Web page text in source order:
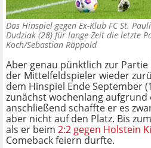
Das Hinspiel gegen Ex-Klub FC St.
Dudziak (28) für lange Zeit die letzte
Koch/Sebastian Räppold
Aber genau pünktlich zur Partie
der Mittelfeldspieler wieder
dem Hinspiel Ende September
zunächst wochenlang aufgrund
anschließend schaffte er es
aber nicht auf den Platz. Bis
als er beim 2:2 gegen Holstein
Comeback feiern durfte.